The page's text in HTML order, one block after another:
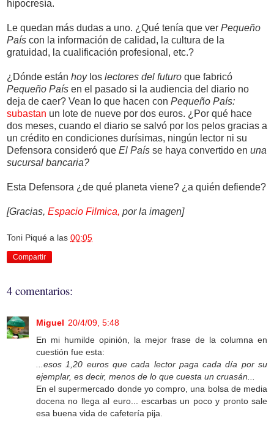
hipocresía.
Le quedan más dudas a uno. ¿Qué tenía que ver Pequeño
País con la información de calidad, la cultura de la
gratuidad, la cualificación profesional, etc.?
¿Dónde están hoylos lectores del futuro que fabricó
Pequeño País en el pasado si la audiencia del diario no
deja de caer? Vean lo que hacen con Pequeño País:
subastan un lote de nueve por dos euros. ¿Por qué hace
dos meses, cuando el diario se salvó por los pelos gracias a
un crédito en condiciones durísimas, ningún lector ni su
Defensora consideró que El País se haya convertido en una
sucursal bancaria?
Esta Defensora ¿de qué planeta viene? ¿a quién defiende?
[Gracias, Espacio Filmica, por la imagen]
Toni Piqué a las 00:05
Compartir
4 comentarios:
Miguel 20/4/09, 5:48
En mi humilde opinión, la mejor frase de la columna en
cuestión fue esta:
...esos 1,20 euros que cada lector paga cada día por su
ejemplar, es decir, menos de lo que cuesta un cruasán...
En el supermercado donde yo compro, una bolsa de media
docena no llega al euro... escarbas un poco y pronto sale
esa buena vida de cafetería pija.